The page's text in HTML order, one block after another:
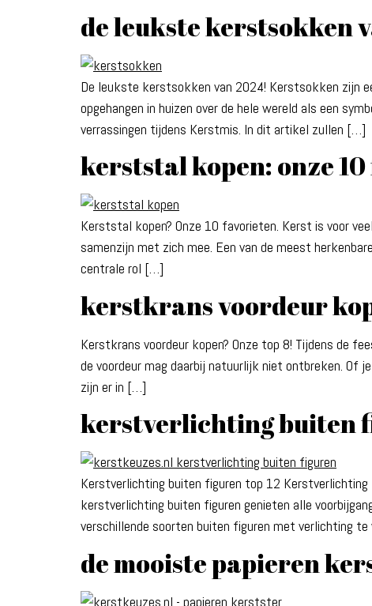
de leukste kerstsokken
De leukste kerstsokken van 2024! Kerstsokken zijn
opgehangen in huizen over de hele wereld als een
verrassingen tijdens Kerstmis. In dit artikel zullen […]
kerststal kopen: onze
Kerststal kopen? Onze 10 favorieten. Kerst is voor
samenzijn met zich mee. Een van de meest
centrale rol […]
kerstkrans voordeur
Kerstkrans voordeur kopen? Onze top 8! Tijdens de
de voordeur mag daarbij natuurlijk niet ontbreken.
zijn er in […]
kerstverlichting buiten
Kerstverlichting buiten figuren top 12 Kerstverlichting
kerstverlichting buiten figuren genieten alle
verschillende soorten buiten figuren met verlichting
de mooiste papieren